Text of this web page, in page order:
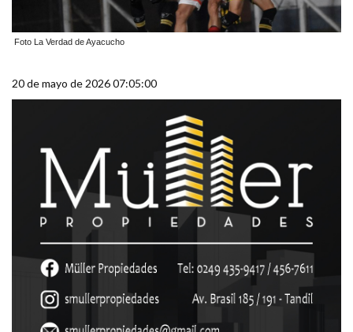
Foto La Verdad de Ayacucho
20 de mayo de 2026 07:05:00